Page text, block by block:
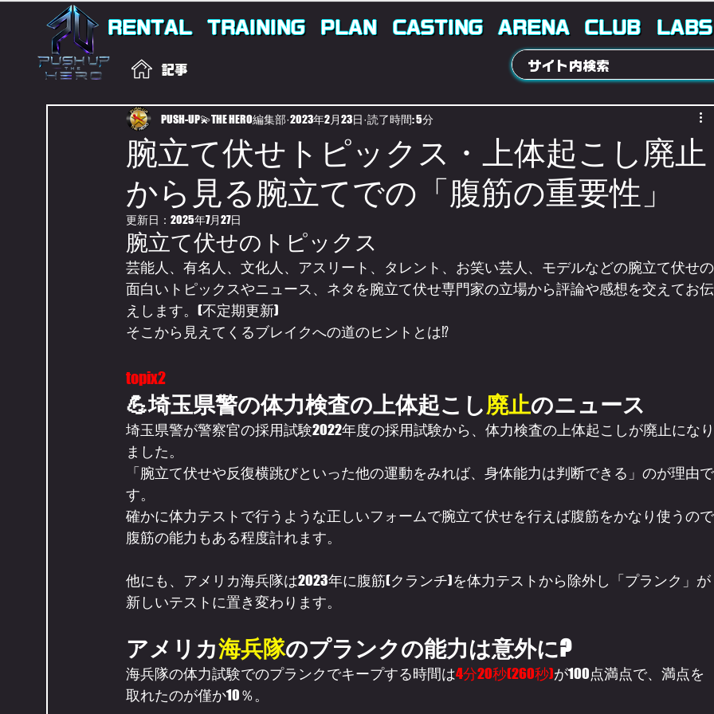
RENTAL TRAINING PLAN CASTING ARENA CLUB LABS
記事
腕立て伏せトピックス・上体起こし廃止
から見る腕立てでの「腹筋の重要性」
PUSH-UP💫THE HERO編集部 2023年2月23日 読了時間: 5分
更新日： 2025年7月27日
腕立て伏せのトピックス
芸能人、有名人、文化人、アスリート、タレント、お笑い芸人、モデルなどの腕立て伏せの
面白いトピックスやニュース、ネタを腕立て伏せ専門家の立場から評論や感想を交えてお伝
えします。(不定期更新)
そこから見えてくるブレイクへの道のヒントとは⁉
topix2
💪埼玉県警の体力検査の上体起こし廃止のニュース
埼玉県警が警察官の採用試験2022年度の採用試験から、体力検査の上体起こしが廃止になり
ました。
「腕立て伏せや反復横跳びといった他の運動をみれば、身体能力は判断できる」のが理由で
す。
確かに体力テストで行うような正しいフォームで腕立て伏せを行えば腹筋をかなり使うので
腹筋の能力もある程度計れます。
他にも、アメリカ海兵隊は2023年に腹筋(クランチ)を体力テストから除外し「プランク」が
新しいテストに置き変わります。
アメリカ海兵隊のプランクの能力は意外に?
海兵隊の体力試験でのプランクでキープする時間は4分20秒(260秒)が100点満点で、満点を
取れたのが僅か10％。